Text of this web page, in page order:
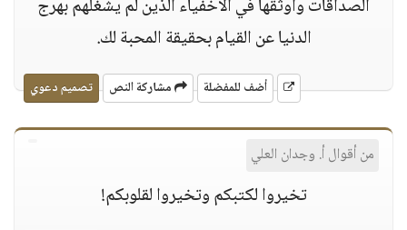
الصداقات وأوثقها في الأخفياء الذين لم يشغلهم بهرج
الدنيا عن القيام بحقيقة المحبة لك.
أضف للمفضلة مشاركة النص تصميم دعوي
من أقوال أ. وجدان العلي
تخيروا لكتبكم وتخيروا لقلوبكم!